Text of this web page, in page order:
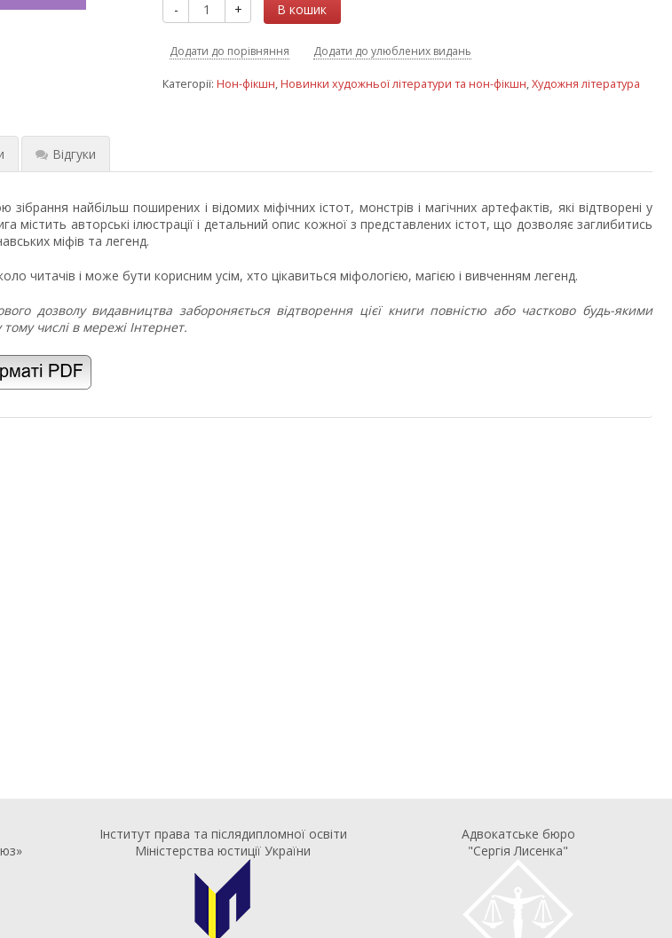
- + В кошик
Додати до порівняння Додати до улюблених видань
Категорії:Нон-фікшн,Новинки художньої літератури та нон-фікшн,Художня література
Відгуки
найбільш поширених і відомих міфічних істот, монстрів і магічних артефактів, які відтворені у
містить авторські ілюстрації і детальний опис кожної з представлених істот, що дозволяє заглибитись
міфів та легенд.
читачів і може бути корисним усім, хто цікавиться міфологією, магією і вивченням легенд.
дозволу видавництва забороняється відтворення цієї книги повністю або частково будь-якими
числі в мережі Інтернет.
Інститут права та післядипломної освіти
Міністерства юстиції України
Адвокатське бюро
"Сергія Лисенка"